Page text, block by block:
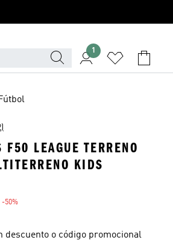
1
F50 LEAGUE TERRENO
KIDS
-50%
descuento o código promocional